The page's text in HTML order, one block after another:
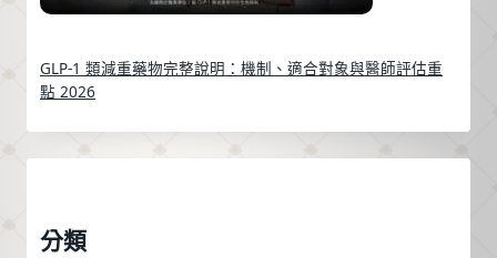
GLP-1 類減重藥物完整說明：機制、適合對象與醫師評估重
點 2026
分類